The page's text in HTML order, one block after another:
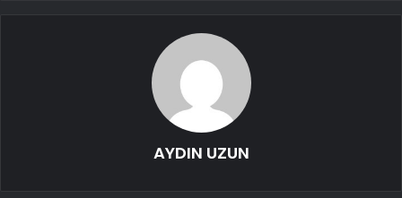
AYDIN UZUN